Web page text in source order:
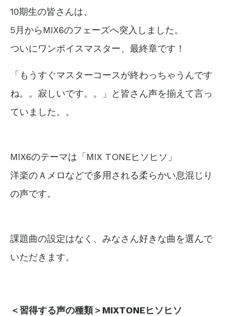
10期生の皆さんは、
5月からMIX6のフェーズへ突入しました。
ついにワンボイスマスター、最終章です！
「もうすぐマスターコースが終わっちゃうんです
ね。。寂しいです。。」と皆さん声を揃えて言っ
ていました。。
MIX6のテーマは「MIX TONEヒソヒソ」
洋楽のＡメロなどで多用される柔らかい息混じり
の声です。
課題曲の設定はなく、みなさん好きな曲を選んで
いただきます。
＜習得する声の種類＞MIXTONEヒソヒソ